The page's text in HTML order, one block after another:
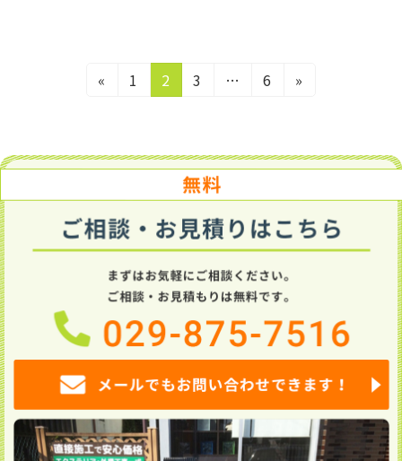
の
ペ
ー
ジ
送
り
«
固
ジ
1
固
定
ジ
2
固
ジ
3 …
固
ジ
6 »